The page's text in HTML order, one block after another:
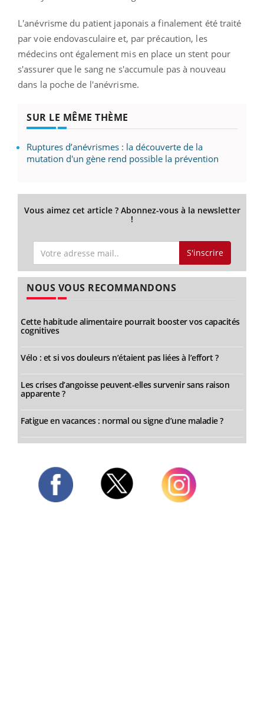
L'anévrisme du patient japonais a finalement été traité
par voie endovasculaire et, par précaution, les
médecins ont également mis en place un stent pour
s'assurer que le sang ne s'accumule pas à nouveau
dans la poche de l'anévrisme.
SUR LE MÊME THÈME
Ruptures d’anévrismes : la découverte de la
mutation d'un gène rend possible la prévention
Vous aimez cet article ? Abonnez-vous à la newsletter
!
S'inscrire
NOUS VOUS RECOMMANDONS
Cette habitude alimentaire pourrait booster vos capacités
cognitives
Vélo : et si vos douleurs n’étaient pas liées à l’effort ?
Les crises d’angoisse peuvent-elles survenir sans raison
apparente ?
Fatigue en vacances : normal ou signe d’une maladie ?